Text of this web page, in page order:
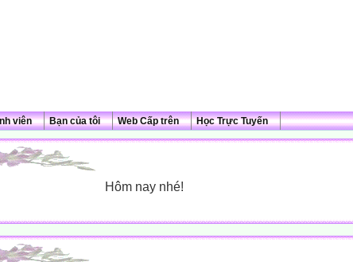
viên Bạn của tôi Web Cấp trên Học Trực Tuyến
Hôm nay nhé!